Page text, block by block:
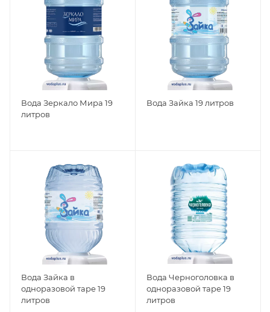
Вода Зеркало Мира 19
литров
Вода Зайка 19 литров
Вода Зайка в
одноразовой таре 19
литров
Вода Черноголовка в
одноразовой таре 19
литров